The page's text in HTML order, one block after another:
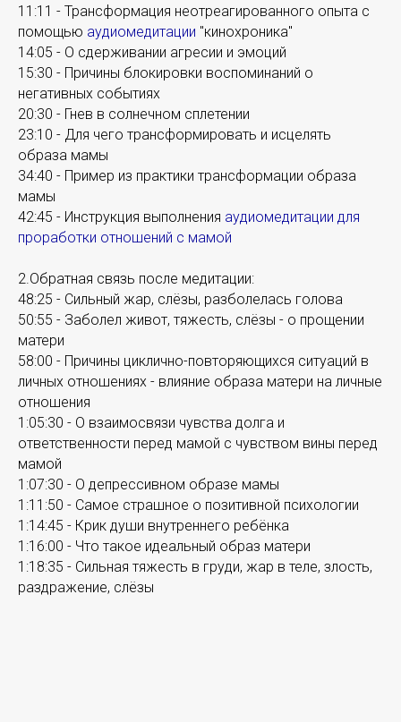
11:11 - Трансформация неотреагированного опыта с
помощью аудиомедитации "кинохроника"
14:05 - О сдерживании агресии и эмоций
15:30 - Причины блокировки воспоминаний о
негативных событиях
20:30 - Гнев в солнечном сплетении
23:10 - Для чего трансформировать и исцелять
образа мамы
34:40 - Пример из практики трансформации образа
мамы
42:45 - Инструкция выполнения аудиомедитации для
проработки отношений с мамой
2.Обратная связь после медитации:
48:25 - Сильный жар, слёзы, разболелась голова
50:55 - Заболел живот, тяжесть, слёзы - о прощении
матери
58:00 - Причины циклично-повторяющихся ситуаций в
личных отношениях - влияние образа матери на личные
отношения
1:05:30 - О взаимосвязи чувства долга и
ответственности перед мамой с чувством вины перед
мамой
1:07:30 - О депрессивном образе мамы
1:11:50 - Самое страшное о позитивной психологии
1:14:45 - Крик души внутреннего ребёнка
1:16:00 - Что такое идеальный образ матери
1:18:35 - Сильная тяжесть в груди, жар в теле, злость,
раздражение, слёзы